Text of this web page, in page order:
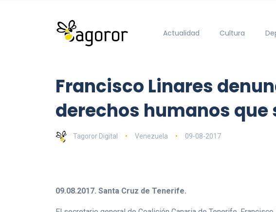
Actualidad Cultura
Francisco Linares
derechos humanos que
Tagoror Digital Venezuela 09-08-2017
09.08.2017. Santa Cruz de Tenerife.